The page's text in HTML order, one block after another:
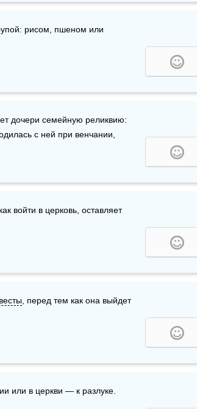
рисом, пшеном или
с ней при венчании,
войти в церковь, оставляет
, перед тем как она выйдет
или в церкви — к разлуке.